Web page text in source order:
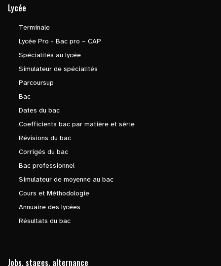
Lycée
Terminale
Lycée Pro - Bac pro – CAP
Spécialités au lycée
Simulateur de spécialités
Parcoursup
Bac
Dates du bac
Coefficients bac par matière et série
Révisions du bac
Corrigés du bac
Bac professionnel
Simulateur de moyenne au bac
Cours et Méthodologie
Annuaire des lycées
Résultats du bac
Jobs, stages, alternance